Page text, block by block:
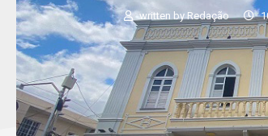
written byRedação